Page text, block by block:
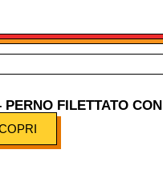
PERNO FILETTATO